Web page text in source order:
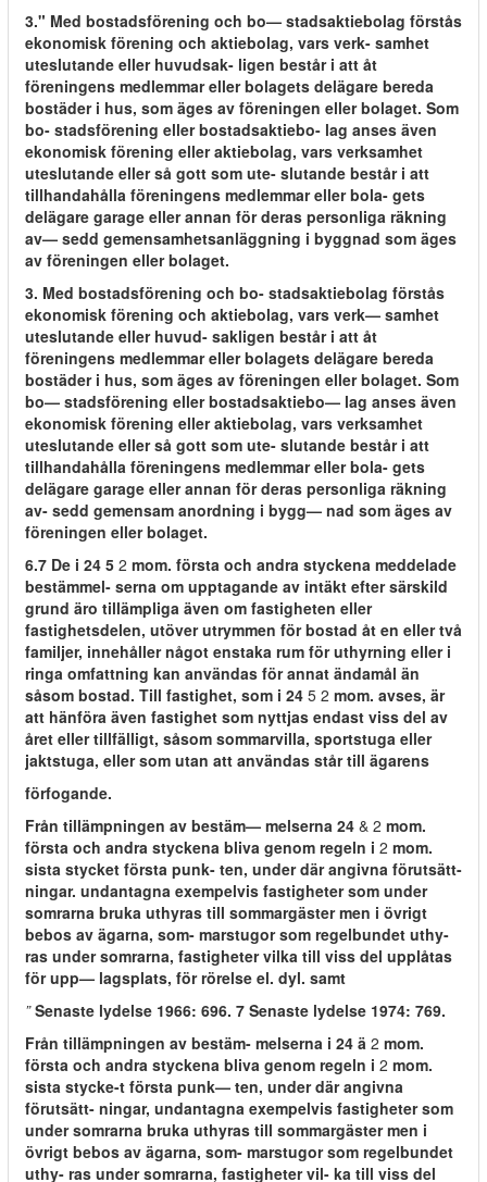
3." Med bostadsförening och bo— stadsaktiebolag förstås
ekonomisk förening och aktiebolag, vars verk- samhet
uteslutande eller huvudsak- ligen består i att åt
föreningens medlemmar eller bolagets delägare bereda
bostäder i hus, som äges av föreningen eller bolaget. Som
bo- stadsförening eller bostadsaktiebo- lag anses även
ekonomisk förening eller aktiebolag, vars verksamhet
uteslutande eller så gott som ute- slutande består i att
tillhandahålla föreningens medlemmar eller bola- gets
delägare garage eller annan för deras personliga räkning
av— sedd gemensamhetsanläggning i byggnad som äges
av föreningen eller bolaget.
3. Med bostadsförening och bo- stadsaktiebolag förstås
ekonomisk förening och aktiebolag, vars verk— samhet
uteslutande eller huvud- sakligen består i att åt
föreningens medlemmar eller bolagets delägare bereda
bostäder i hus, som äges av föreningen eller bolaget. Som
bo— stadsförening eller bostadsaktiebo— lag anses även
ekonomisk förening eller aktiebolag, vars verksamhet
uteslutande eller så gott som ute- slutande består i att
tillhandahålla föreningens medlemmar eller bola- gets
delägare garage eller annan för deras personliga räkning
av- sedd gemensam anordning i bygg— nad som äges av
föreningen eller bolaget.
6.7 De i 24 5 2 mom. första och andra styckena meddelade
bestämmel- serna om upptagande av intäkt efter särskild
grund äro tillämpliga även om fastigheten eller
fastighetsdelen, utöver utrymmen för bostad åt en eller två
familjer, innehåller något enstaka rum för uthyrning eller i
ringa omfattning kan användas för annat ändamål än
såsom bostad. Till fastighet, som i 24 5 2 mom. avses, är
att hänföra även fastighet som nyttjas endast viss del av
året eller tillfälligt, såsom sommarvilla, sportstuga eller
jaktstuga, eller som utan att användas står till ägarens
förfogande.
Från tillämpningen av bestäm— melserna 24 & 2 mom.
första och andra styckena bliva genom regeln i 2 mom.
sista stycket första punk- ten, under där angivna förutsätt-
ningar. undantagna exempelvis fastigheter som under
somrarna bruka uthyras till sommargäster men i övrigt
bebos av ägarna, som- marstugor som regelbundet uthy-
ras under somrarna, fastigheter vilka till viss del upplåtas
för upp— lagsplats, för rörelse el. dyl. samt
”Senaste lydelse 1966: 696. 7 Senaste lydelse 1974: 769.
Från tillämpningen av bestäm- melserna i 24 ä 2 mom.
första och andra styckena bliva genom regeln i 2 mom.
sista stycke-t första punk— ten, under där angivna
förutsätt- ningar, undantagna exempelvis fastigheter som
under somrarna bruka uthyras till sommargäster men i
övrigt bebos av ägarna, som- marstugor som regelbundet
uthy- ras under somrarna, fastigheter vil- ka till viss del